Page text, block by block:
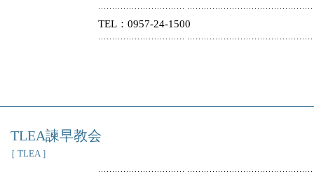
TEL 0957-24-1500
TLEA諫早教会
［ TLEA ］